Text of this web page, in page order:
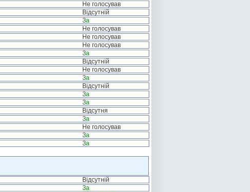
Не голосував
Відсутній
За
Не голосував
Не голосував
Не голосував
За
Відсутній
Не голосував
За
Відсутній
За
За
Відсутня
За
Не голосував
За
За
Відсутній
За